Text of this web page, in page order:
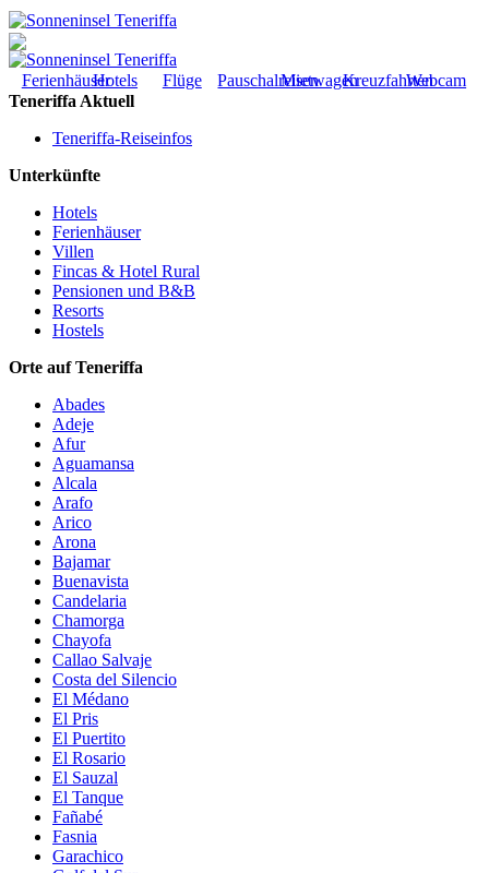
FerienhäuserHotels Flüge PauschalreisenMietwagenKreuzfahrtenWebcam
Teneriffa Aktuell
Teneriffa-Reiseinfos
Unterkünfte
Hotels
Ferienhäuser
Villen
Fincas & Hotel Rural
Pensionen und B&B
Resorts
Hostels
Orte auf Teneriffa
Abades
Adeje
Afur
Aguamansa
Alcala
Arafo
Arico
Arona
Bajamar
Buenavista
Candelaria
Chamorga
Chayofa
Callao Salvaje
Costa del Silencio
El Médano
El Pris
El Puertito
El Rosario
El Sauzal
El Tanque
Fañabé
Fasnia
Garachico